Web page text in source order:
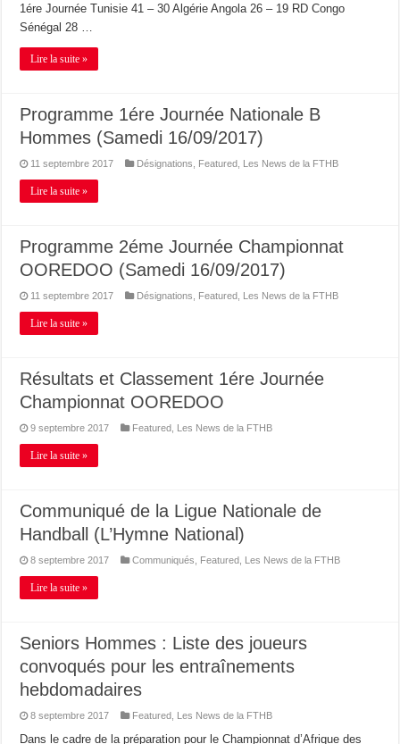
1ére Journée Tunisie 41 – 30 Algérie Angola 26 – 19 RD Congo
Sénégal 28 …
Lire la suite »
Programme 1ére Journée Nationale B
Hommes (Samedi 16/09/2017)
11 septembre 2017 Désignations Featured Les News de la FTHB
Lire la suite »
Programme 2éme Journée Championnat
OOREDOO (Samedi 16/09/2017)
11 septembre 2017 Désignations Featured Les News de la FTHB
Lire la suite »
Résultats et Classement 1ére Journée
Championnat OOREDOO
9 septembre 2017 Featured Les News de la FTHB
Lire la suite »
Communiqué de la Ligue Nationale de
Handball (L’Hymne National)
8 septembre 2017 Communiqués Featured Les News de la FTHB
Lire la suite »
Seniors Hommes : Liste des joueurs
convoqués pour les entraînements
hebdomadaires
8 septembre 2017 Featured Les News de la FTHB
Dans le cadre de la préparation pour le Championnat d’Afrique des